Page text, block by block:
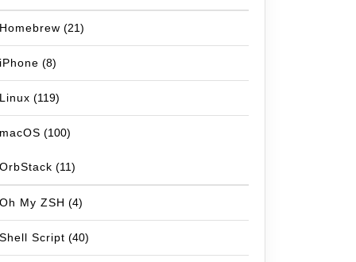
Homebrew (21)
iPhone (8)
Linux (119)
macOS (100)
OrbStack (11)
Oh My ZSH (4)
Shell Script (40)